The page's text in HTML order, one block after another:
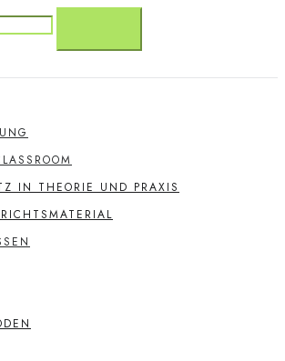
IN THEORIE UND PRAXIS